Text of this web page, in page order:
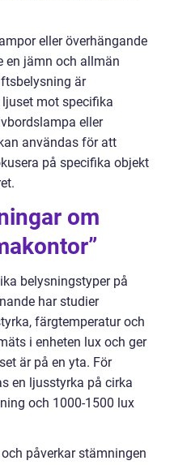
eller överhängande
en jämn och allmän
är
mot specifika
eller
användas för att
på specifika objekt
om
belysningstyper på
har studier
färgtemperatur och
i enheten lux och ger
är på en yta. För
en ljusstyrka på cirka
och 1000-1500 lux
påverkar stämningen